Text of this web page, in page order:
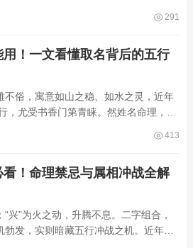
依雯”之象，实为木水成势、阴气偏盛
291
！一文看懂取名背后的五行
不俗，寓意如山之稳、如水之灵，近年
，尤受书香门第青睐。然姓名命理，贵
局，若不顾五行强弱，盲目启用，反易
413
！命理禁忌与属相冲战全解
兴”为火之动，升腾不息。二字组合，
勃发，实则暗藏五行冲战之机。近年来